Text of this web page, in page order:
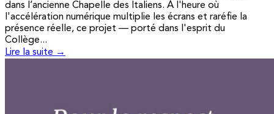
dans l’ancienne Chapelle des Italiens. À l'heure où
l'accélération numérique multiplie les écrans et raréfie la
présence réelle, ce projet — porté dans l'esprit du
Collège...
Lire la suite →